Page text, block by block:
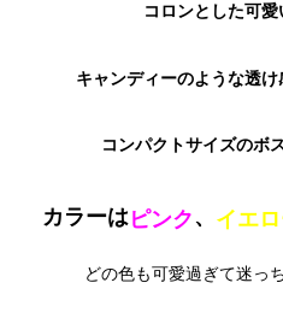
コロンとした可愛
キャンディーのような透
コンパクトサイズのボ
カラーはピンク、 イエ
どの色も可愛過ぎて迷っ